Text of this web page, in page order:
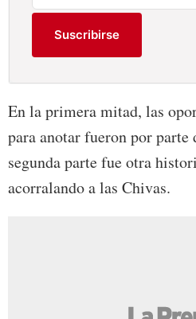
Suscribirse
En la primera mitad, las
para anotar fueron por
segunda parte fue otra
acorralando a las Chivas.